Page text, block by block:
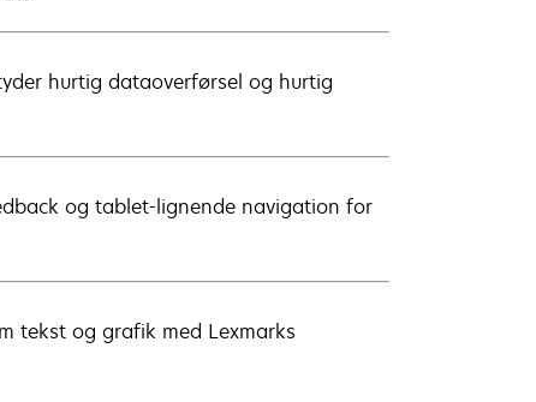
hurtig dataoverførsel og hurtig
og tablet-lignende navigation for
tekst og grafik med Lexmarks